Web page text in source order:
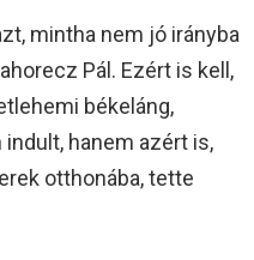
mintha nem jó irányba
Pál. Ezért is kell,
békeláng,
hanem azért is,
otthonába, tette